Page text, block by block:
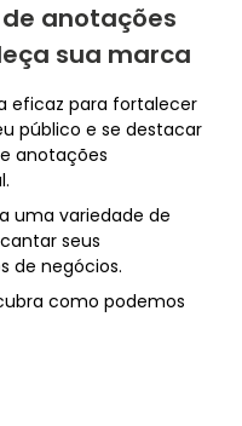
anotações
sua marca
eficaz para fortalecer
público e se destacar
anotações
uma variedade de
seus
de negócios.
como podemos